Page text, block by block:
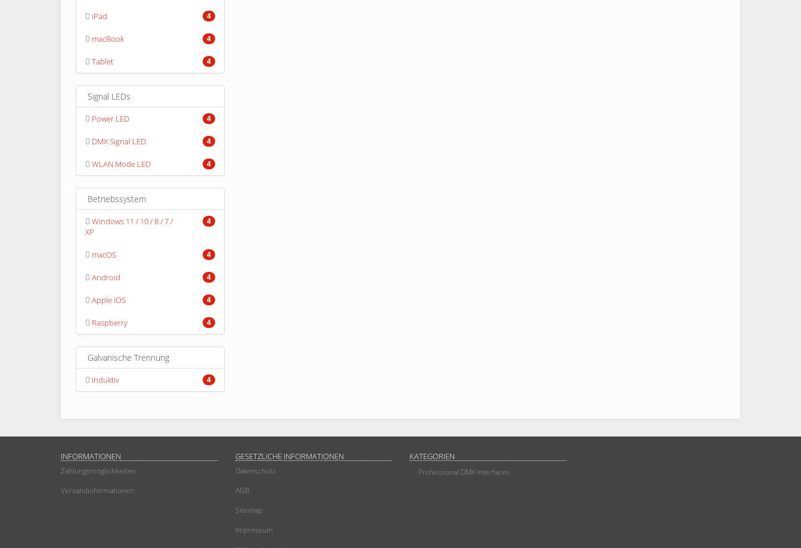
4
iPad
4
macBook
4
Tablet
Signal LEDs
4
Power LED
4
DMX Signal LED
4
WLAN Mode LED
Betriebssystem
4
Windows 11 / 10 / 8 / 7 /
XP
4
macOS
4
Android
4
Apple iOS
4
Raspberry
Galvanische Trennung
4
Induktiv
INFORMATIONEN
Zahlungsmöglichkeiten
Versandinformationen
GESETZLICHE INFORMATIONEN
Datenschutz
AGB
Sitemap
Impressum
KATEGORIEN
Professional DMX Interfaces